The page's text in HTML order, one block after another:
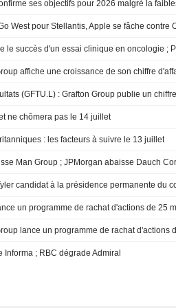
West pour Stellantis, Apple se fâche contre
ne chômera pas le 14 juillet
: les facteurs à suivre le 13 juillet
Man Group ; JPMorgan abaisse Dauch
Informa ; RBC dégrade Admiral